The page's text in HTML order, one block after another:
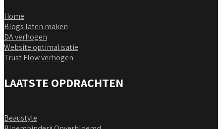
Home
Blogs laten maken
DA verhogen
Website optimalisatie
Trust Flow verhogen
LAATSTE OPDRACHTEN
Beaustyle